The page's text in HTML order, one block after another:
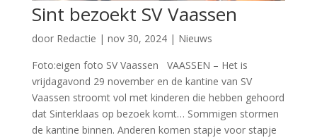
Sint bezoekt SV Vaassen
door Redactie | nov 30, 2024| Nieuws
Foto:eigen foto SV Vaassen VAASSEN – Het is
vrijdagavond 29 november en de kantine van SV
Vaassen stroomt vol met kinderen die hebben gehoord
dat Sinterklaas op bezoek komt… Sommigen stormen
de kantine binnen. Anderen komen stapje voor stapje